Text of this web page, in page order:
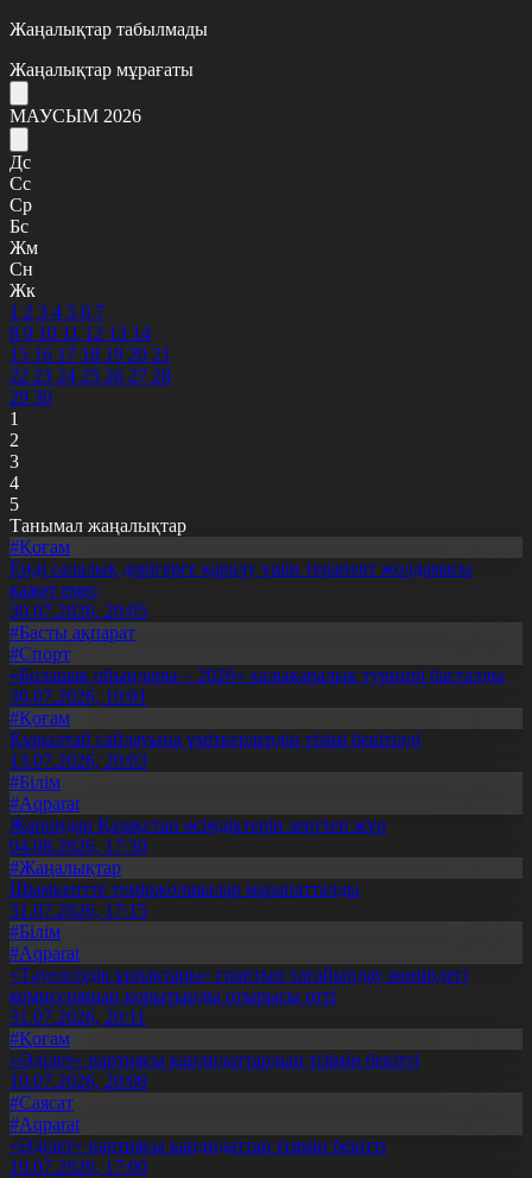
Жаңалықтар табылмады
Жаңалықтар мұрағаты
МАУСЫМ 2026
Дс
Сс
Ср
Бс
Жм
Сн
Жк
1 2 3 4 5 6 7
8 9 10 11 12 13 14
15 16 17 18 19 20 21
22 23 24 25 26 27 28
29 30
1
2
3
4
5
Танымал жаңалықтар
#Қоғам
Енді салалық дәрігерге қаралу үшін терапевт жолдамасы
қажет емес
30.07.2026, 20:05
#Басты ақпарат
#Спорт
«Болашақ ойындары – 2026» халықаралық турнирі басталды
30.07.2026, 10:01
#Қоғам
Құрылтай сайлауына үміткерлердің тізімі бекітілді
13.07.2026, 20:03
#Білім
#Aqparat
Жапондар Қазақстан өсімдіктерін зерттеп жүр
04.08.2026, 17:30
#Жаңалықтар
Шымкентте теміржолшылар марапатталды
31.07.2026, 17:15
#Білім
#Aqparat
«Тәуелсіздік ұрпақтары» грантын тағайындау жөніндегі
комиссияның қорытынды отырысы өтті
31.07.2026, 20:11
#Қоғам
«Әділет» партиясы кандидаттардың тізімін бекітті
10.07.2026, 20:08
#Саясат
#Aqparat
«Әділет» партиясы кандидаттар тізімін бекітті
10.07.2026, 17:00